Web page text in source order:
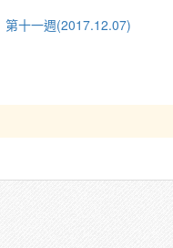
第十一週(2017.12.07)